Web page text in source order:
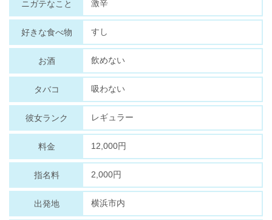
ニガテなこと 激辛
好きな食べ物 すし
お酒 飲めない
タバコ 吸わない
彼女ランク レギュラー
料金 12,000円
指名料 2,000円
出発地 横浜市内